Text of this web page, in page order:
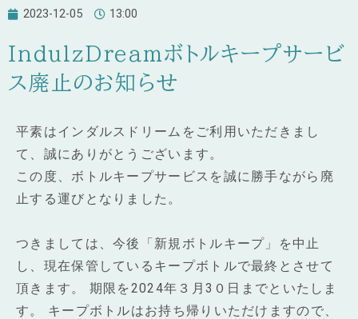
2023-12-05 13:00
IndulzDreamボトルキープサービ
ス廃止のお知らせ
平素はインダルスドリームをご利用いただきまし
て、誠にありがとうございます。
この度、ボトルキープサービスを誠に勝手ながら廃
止する運びとなりました。
つきましては、今後「新規ボトルキープ」を中止
し、現在保管しているキープボトルで最終とさせて
頂きます。 期限を2024年３月3０日までといたしま
す。 キープボトルはお持ち帰りいただけますので、